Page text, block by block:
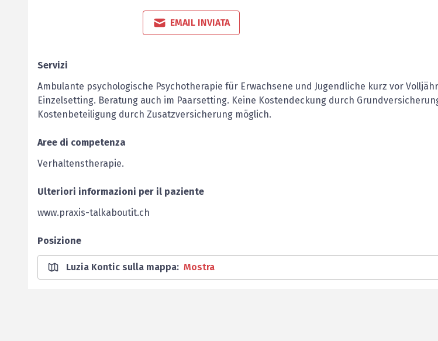
EMAIL INVIATA
Servizi
Ambulante psychologische Psychotherapie für Erwachsene und Jugendliche kurz vor
Einzelsetting. Beratung auch im Paarsetting. Keine Kostendeckung durch
Kostenbeteiligung durch Zusatzversicherung möglich.
Aree di competenza
Verhaltenstherapie.
Ulteriori informazioni per il paziente
www.praxis-talkaboutit.ch
Posizione
Luzia Kontic sulla mappa: Mostra